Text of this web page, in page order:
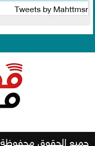
Tweets by Mahttmsr
جميع الحقوق محفوظة